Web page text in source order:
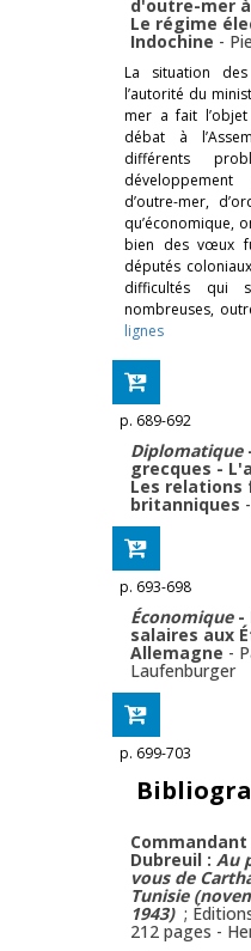
d'outre-mer
Le régime
Indochine -
La situation
l’autorité du
mer a fait
débat à
différents
d’outre-mer,
qu’économique,
bien des vœux
députés
difficultés qui
nombreuses,
lignes
p. 689-692
Diplomatique
grecques -
Les relations
britanniques -
p. 693-698
Économique -
salaires aux
Allemagne -
Laufenburger
p. 699-703
Dubreuil : Au
vous de
Tunisie
1943) ;
212 pages -